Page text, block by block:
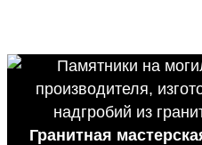
Гранитная